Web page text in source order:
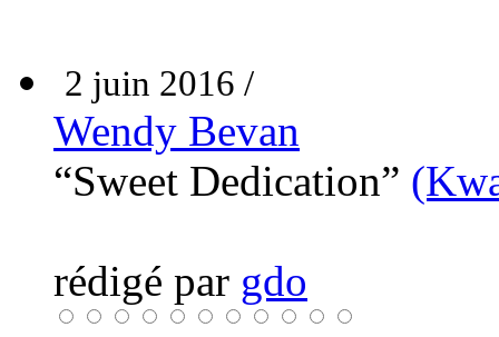
2 juin 2016 /
Wendy Bevan
“Sweet Dedication”
rédigé par gdo